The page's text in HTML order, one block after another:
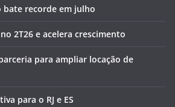
recorde em julho
2T26 e acelera crescimento
para ampliar locação de
para o RJ e ES